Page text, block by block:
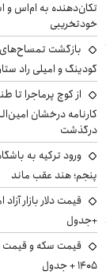
تکان‌دهنده به ام‌اس و
خودتخریبی
بازگشت
گودینگ و امیلی راد
از کوچ‌ پرماجرا تا
کارنامه درخشان
درگذشت
ورود ترکیه به
پنجم؛ هند عقب ماند
+جدول
۱۴۰۵ + جدول